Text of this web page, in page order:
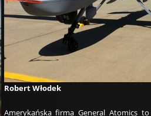
Robert Włodek
Amerykańska firma General Atomics